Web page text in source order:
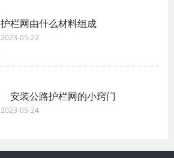
护栏网由什么材料组成
2023-05-22
安装公路护栏网的小窍门
2023-05-24